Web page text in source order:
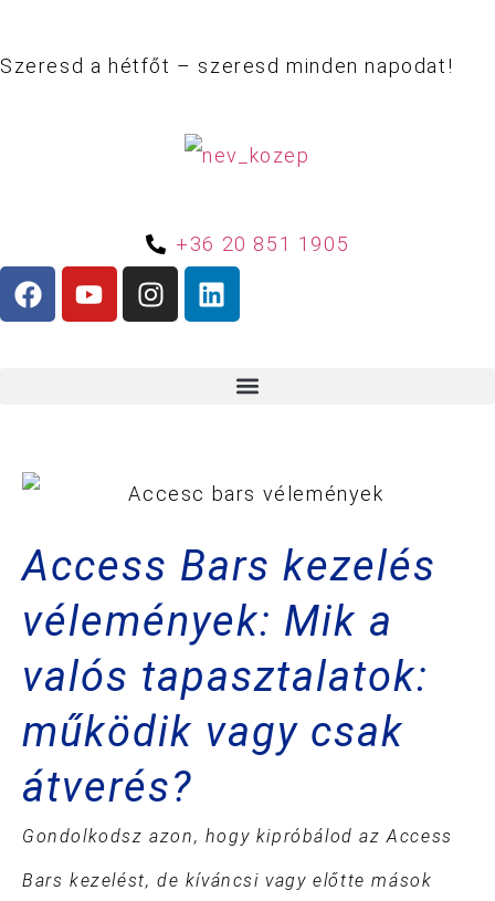
Szeresd a hétfőt – szeresd minden napodat!
+36 20 851 1905
Access Bars kezelés
vélemények: Mik a
valós tapasztalatok:
működik vagy csak
átverés?
Gondolkodsz azon, hogy kipróbálod az Access
Bars kezelést, de kíváncsi vagy előtte mások